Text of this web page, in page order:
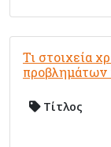
Τι στοιχεία
Τίτλος